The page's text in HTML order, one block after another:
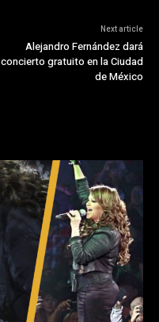
Next article
Alejandro Fernández dará
concierto gratuito en la Ciudad
de México